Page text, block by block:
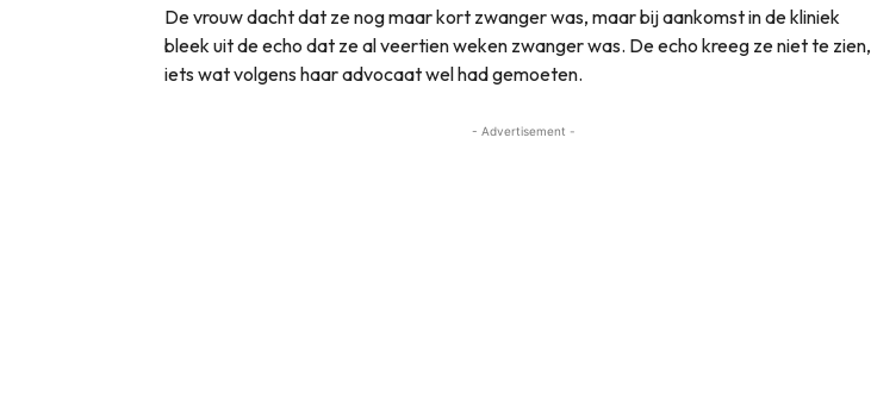
De vrouw dacht dat ze nog maar kort zwanger was, maar bij aankomst in de kliniek
bleek uit de echo dat ze al veertien weken zwanger was. De echo kreeg ze niet te zien,
iets wat volgens haar advocaat wel had gemoeten.
- Advertisement -